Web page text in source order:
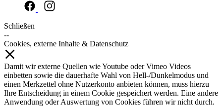
Schließen
--
Cookies, externe Inhalte & Datenschutz
Damit wir externe Quellen wie Youtube oder Vimeo Videos
einbetten sowie die dauerhafte Wahl von Hell-/Dunkelmodus und
einen Merkzettel ohne Nutzerkonto anbieten können, muss hierzu
Ihre Entscheidung in einem Cookie gespeichert werden. Eine andere
Anwendung oder Auswertung von Cookies führen wir nicht durch.